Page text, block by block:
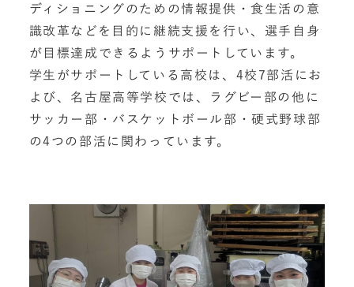
ディショニングのための情報提供・食生活の意
識改革などを目的に継続支援を行い、選手自身
が目標達成できるようサポートしています。
学生がサポートしている高校は、 4校 7部活にお
よび、名古屋高等学校では、ラグビー部の他に
サッカー部・バスケットボール部・硬式野球部
の4つの部活に関わっています。